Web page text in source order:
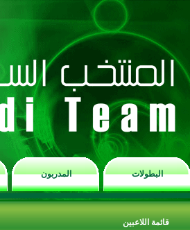
البطولات المدربون
قائمة اللاعبين